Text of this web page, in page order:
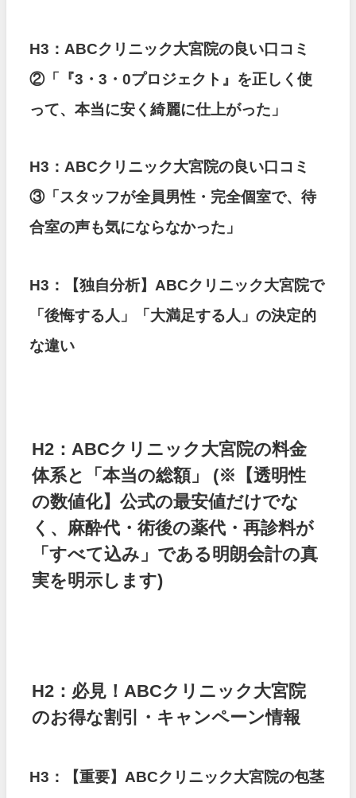
H3：ABCクリニック大宮院の良い口コミ
②「『3・3・0プロジェクト』を正しく使
って、本当に安く綺麗に仕上がった」
H3：ABCクリニック大宮院の良い口コミ
③「スタッフが全員男性・完全個室で、待
合室の声も気にならなかった」
H3：【独自分析】ABCクリニック大宮院で
「後悔する人」「大満足する人」の決定的
な違い
H2：ABCクリニック大宮院の料金
体系と「本当の総額」 (※【透明性
の数値化】公式の最安値だけでな
く、麻酔代・術後の薬代・再診料が
「すべて込み」である明朗会計の真
実を明示します)
H2：必見！ABCクリニック大宮院
のお得な割引・キャンペーン情報
H3：【重要】ABCクリニック大宮院の包茎